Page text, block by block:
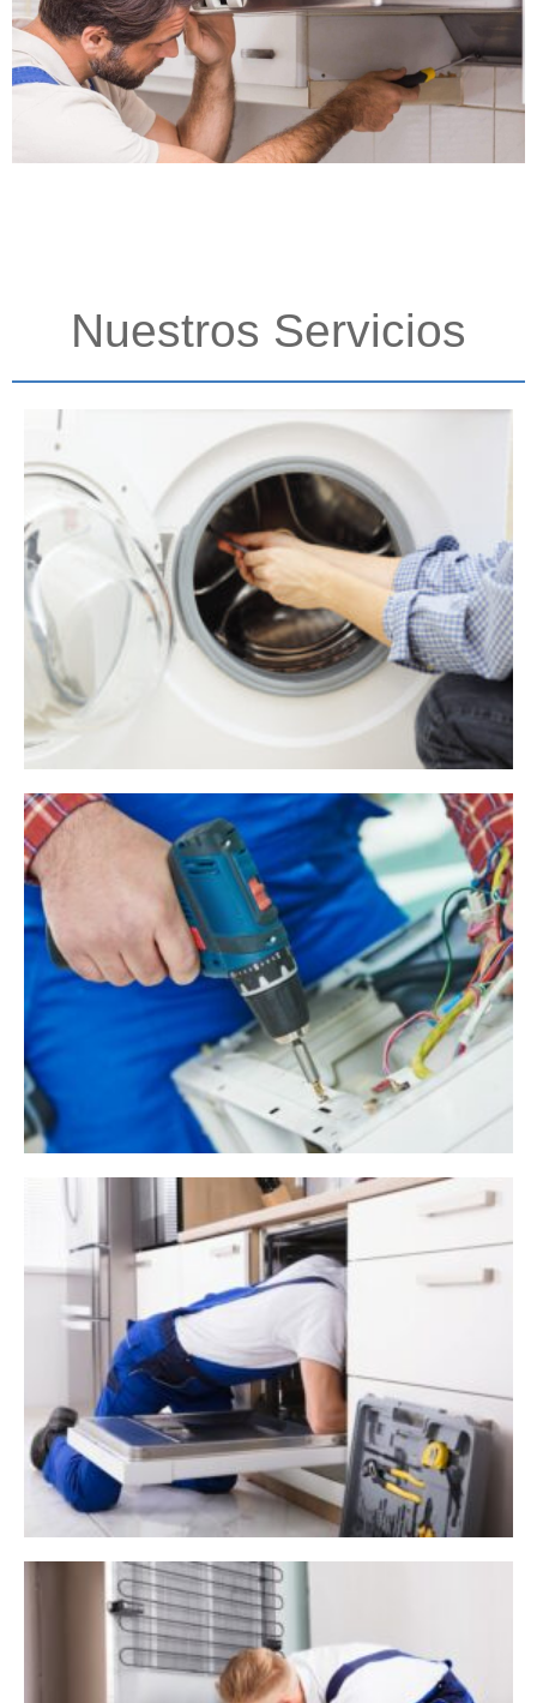
Nuestros Servicios